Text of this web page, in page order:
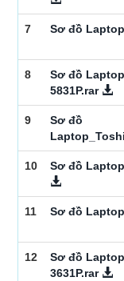
7 Sơ đồ
8
Sơ đồ
5831P.rar
9
Sơ đồ
10 Sơ đồ
11 Sơ đồ
12
Sơ đồ
3631P.rar